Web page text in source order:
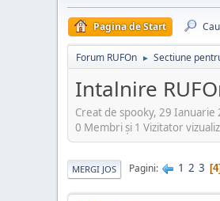
Pagina de Start
Forum RUFOn ► Sectiune
Intalnire
Creat de spooky, 29
0 Membri şi 1 Vizitator
MERGI JOS Pagini 1 2 3 4